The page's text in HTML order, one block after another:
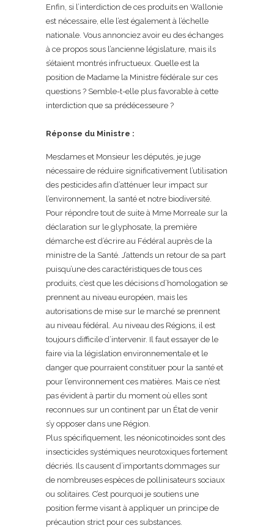
Enfin, si l’interdiction de ces produits en Wallonie
est nécessaire, elle l’est également à l’échelle
nationale. Vous annonciez avoir eu des échanges
à ce propos sous l’ancienne législature, mais ils
s’étaient montrés infructueux. Quelle est la
position de Madame la Ministre fédérale sur ces
questions ? Semble-t-elle plus favorable à cette
interdiction que sa prédécesseure ?
Réponse du Ministre :
Mesdames et Monsieur les députés, je juge
nécessaire de réduire significativement l’utilisation
des pesticides afin d’atténuer leur impact sur
l’environnement, la santé et notre biodiversité.
Pour répondre tout de suite à Mme Morreale sur la
déclaration sur le glyphosate, la première
démarche est d’écrire au Fédéral auprès de la
ministre de la Santé. J’attends un retour de sa part
puisqu’une des caractéristiques de tous ces
produits, c’est que les décisions d’homologation se
prennent au niveau européen, mais les
autorisations de mise sur le marché se prennent
au niveau fédéral. Au niveau des Régions, il est
toujours difficile d’intervenir. Il faut essayer de le
faire via la législation environnementale et le
danger que pourraient constituer pour la santé et
pour l’environnement ces matières. Mais ce n’est
pas évident à partir du moment où elles sont
reconnues sur un continent par un État de venir
s’y opposer dans une Région.
Plus spécifiquement, les néonicotinoides sont des
insecticides systémiques neurotoxiques fortement
décriés. Ils causent d’importants dommages sur
de nombreuses espèces de pollinisateurs sociaux
ou solitaires. C’est pourquoi je soutiens une
position ferme visant à appliquer un principe de
précaution strict pour ces substances.